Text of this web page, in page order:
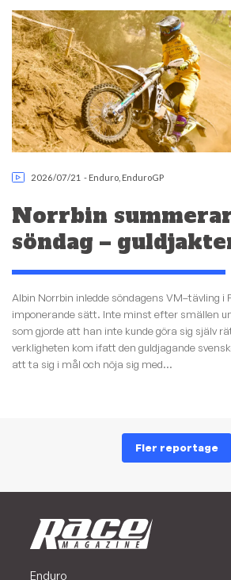
2026/07/21 - Enduro EnduroGP
Norrbin
söndag –
Albin Norrbin inledde söndagens VM–tävling i
imponerande sätt. Inte minst efter smällen
som gjorde att han inte kunde göra sig själv
verkligheten kom ifatt den guldjagande
att ta sig i mål och nöja sig med...
Fler reportage
Enduro